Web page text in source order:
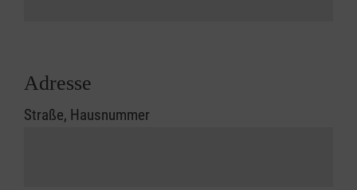
Adresse
Straße, Hausnummer